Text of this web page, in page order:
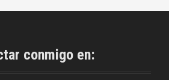
conmigo en: